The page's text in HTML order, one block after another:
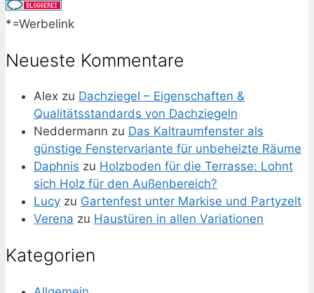
*=Werbelink
Neueste Kommentare
Alex zu Dachziegel – Eigenschaften &
Qualitätsstandards von Dachziegeln
Neddermann zu Das Kaltraumfenster als
günstige Fenstervariante für unbeheizte Räume
Daphnis zu Holzboden für die Terrasse: Lohnt
sich Holz für den Außenbereich?
Lucy zu Gartenfest unter Markise und Partyzelt
Verena zu Haustüren in allen Variationen
Kategorien